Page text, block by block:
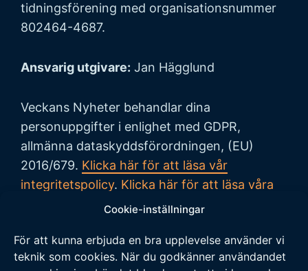
Cookie-inställningar
För att kunna erbjuda en bra upplevelse använder vi
teknik som cookies. När du godkänner användandet
tidningsförening med organisationsnummer
802464-4687.
Ansvarig utgivare: Jan Hägglund
Veckans Nyheter behandlar dina
personuppgifter i enlighet med GDPR,
allmänna dataskyddsförordningen, (EU)
2016/679. Klicka här för att läsa vår
integritetspolicy. Klicka här för att läsa våra
allmänna villkor vid köp.
Tipsa oss